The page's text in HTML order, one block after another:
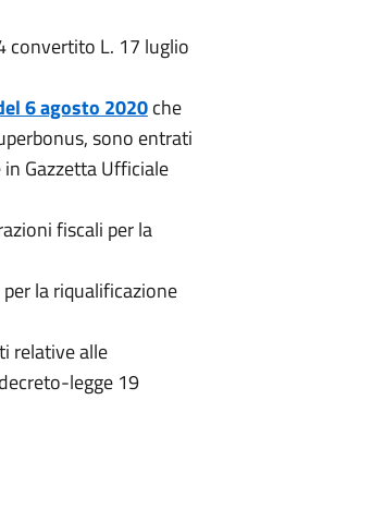
convertito L. 17 luglio
6 agosto 2020che
sono entrati
Gazzetta Ufficiale
fiscali per la
la riqualificazione
relative alle
legge 19